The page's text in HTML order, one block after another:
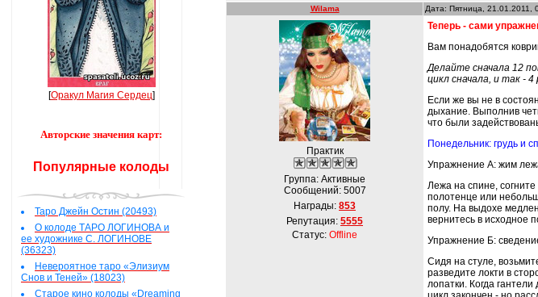
[Оракул Магия Сердец]
Авторские значения карт:
Популярные колоды
Таро Джейн Остин (20493)
О колоде ТАРО ЛОГИНОВА и
ее художнике С. ЛОГИНОВЕ
(36323)
Невероятное таро «Элизиум
Снов и Теней» (18023)
Старое кино колоды «Dreaming
Wilama Дата: Пятница, 21.01.2011,
Практик
Группа: Активные
Сообщений: 5007
Награды: 853
Репутация: 5555
Статус: Offline
Теперь - сами
Вам понадобятся
Делайте сначала 12
цикл сначала, и так -
Если же вы не в
дыхание. Выполнив
что были
Понедельник: грудь и
Упражнение А: жим
Лежа на спине,
полотенце или
полу. На выдохе
вернитесь в исходное
Упражнение Б:
Сидя на стуле,
разведите локти в
лопатки. Когда